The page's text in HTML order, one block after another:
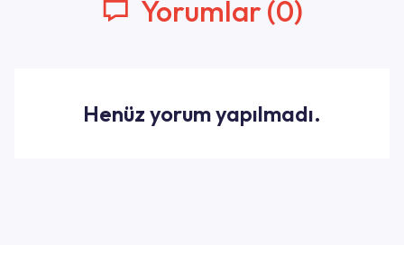
Yorumlar (0)
Henüz yorum yapılmadı.